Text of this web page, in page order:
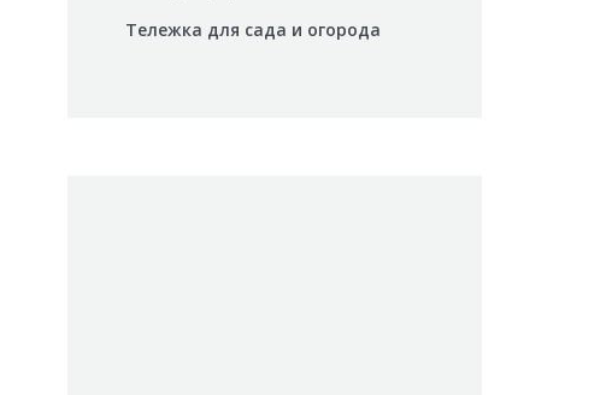
Тележка для сада и огорода